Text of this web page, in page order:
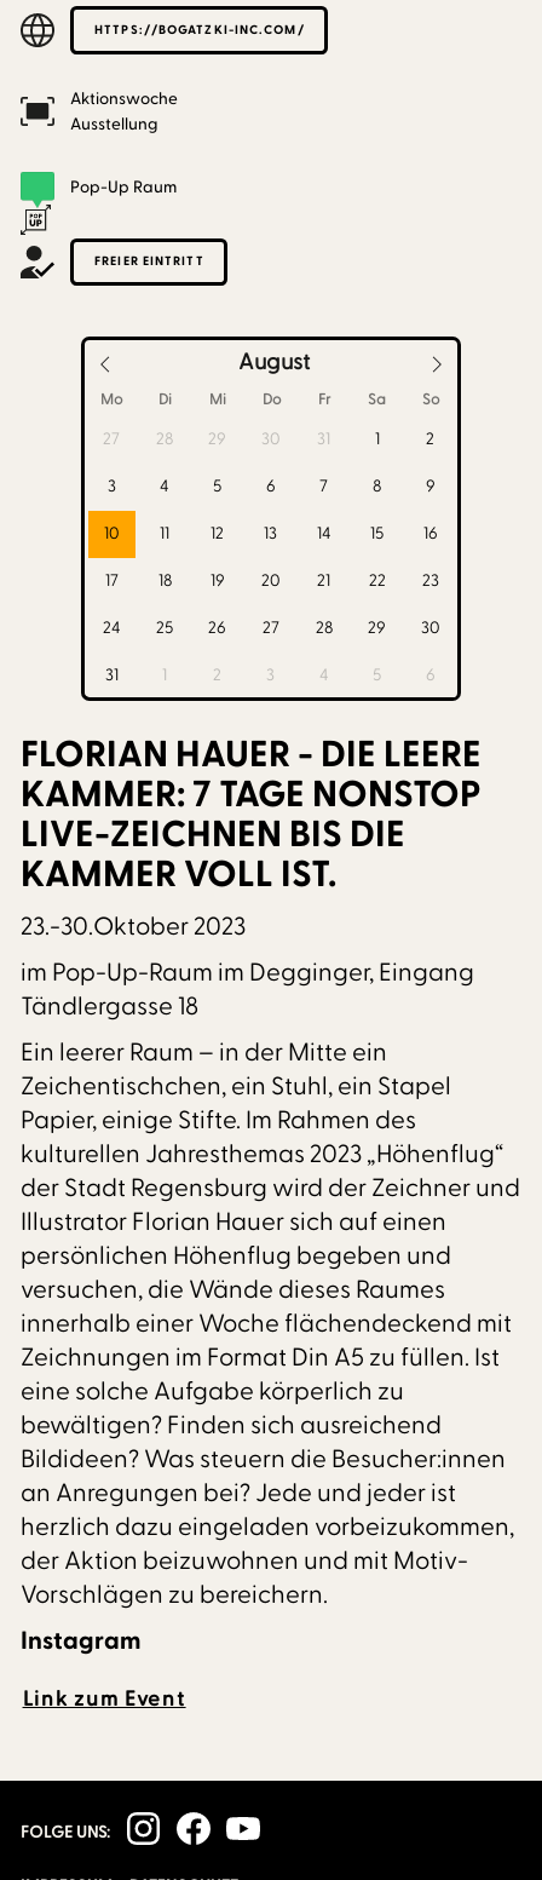
HTTPS://BOGATZKI-INC.COM/
Aktionswoche
Ausstellung
Pop-Up Raum
FREIER EINTRITT
August
Mo Di Mi Do Fr Sa So
27 28 29 30 31 1 2
3 4 5 6 7 8 9
10 11 12 13 14 15 16
17 18 19 20 21 22 23
24 25 26 27 28 29 30
31 1 2 3 4 5 6
FLORIAN HAUER - DIE LEERE
KAMMER: 7 TAGE NONSTOP
LIVE-ZEICHNEN BIS DIE
KAMMER VOLL IST.
23.-30.Oktober 2023
im Pop-Up-Raum im Degginger, Eingang
Tändlergasse 18
Ein leerer Raum – in der Mitte ein
Zeichentischchen, ein Stuhl, ein Stapel
Papier, einige Stifte. Im Rahmen des
kulturellen Jahresthemas 2023 „Höhenflug“
der Stadt Regensburg wird der Zeichner und
Illustrator Florian Hauer sich auf einen
persönlichen Höhenflug begeben und
versuchen, die Wände dieses Raumes
innerhalb einer Woche flächendeckend mit
Zeichnungen im Format Din A5 zu füllen. Ist
eine solche Aufgabe körperlich zu
bewältigen? Finden sich ausreichend
Bildideen? Was steuern die Besucher:innen
an Anregungen bei? Jede und jeder ist
herzlich dazu eingeladen vorbeizukommen,
der Aktion beizuwohnen und mit Motiv-
Vorschlägen zu bereichern.
Instagram
Link zum Event
FOLGE UNS: